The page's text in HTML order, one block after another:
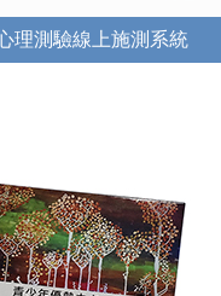
理測驗線上施測系統